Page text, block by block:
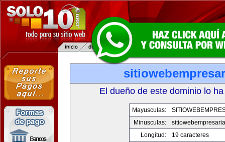
El dueño de este dominio lo
Mayusculas:
Minusculas:
Longitud:
19 caracteres